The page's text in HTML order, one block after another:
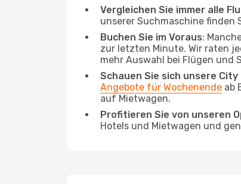
Vergleichen Sie immer alle
unserer Suchmaschine finden
Buchen Sie im Voraus:
zur letzten Minute. Wir raten
mehr Auswahl bei Flügen und
Schauen Sie sich unsere
Angebote für Wochenende ab
auf Mietwagen.
Profitieren Sie von unseren
Hotels und Mietwagen und